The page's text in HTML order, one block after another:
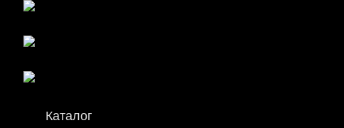
Каталог